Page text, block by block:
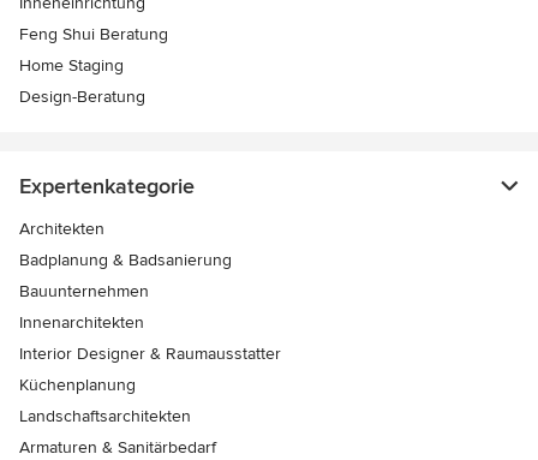
Feng Shui Beratung
Home Staging
Design-Beratung
Expertenkategorie
Architekten
Badplanung & Badsanierung
Bauunternehmen
Innenarchitekten
Interior Designer & Raumausstatter
Küchenplanung
Landschaftsarchitekten
Armaturen & Sanitärbedarf